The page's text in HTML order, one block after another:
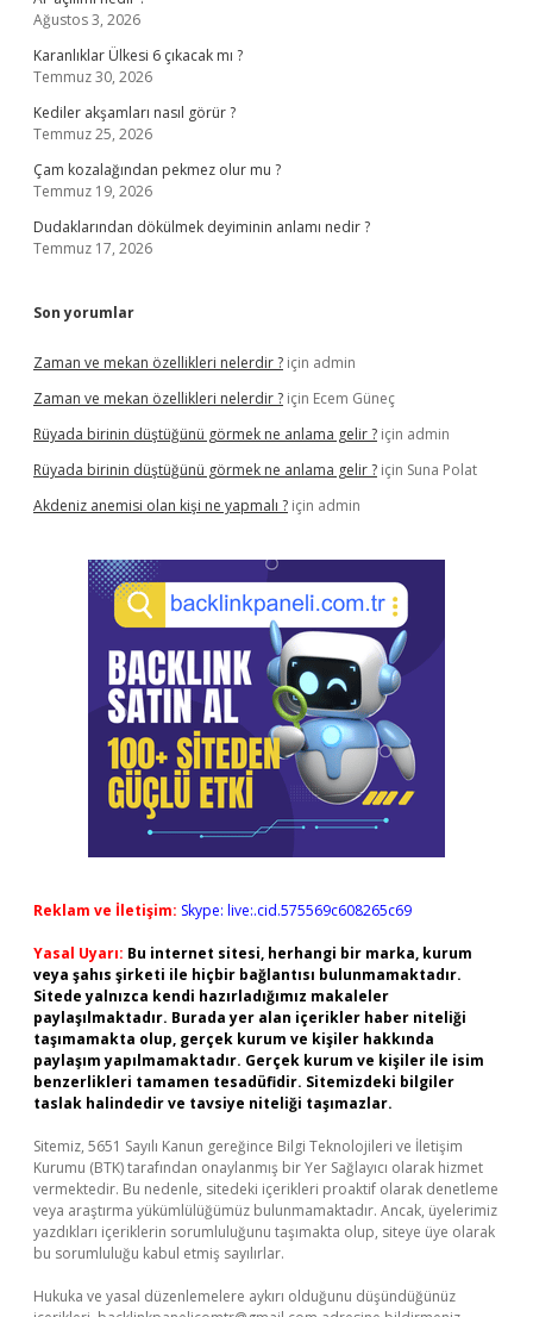
Ağustos 3, 2026
Karanlıklar Ülkesi 6 çıkacak mı ?
Temmuz 30, 2026
Kediler akşamları nasıl görür ?
Temmuz 25, 2026
Çam kozalağından pekmez olur mu ?
Temmuz 19, 2026
Dudaklarından dökülmek deyiminin anlamı nedir ?
Temmuz 17, 2026
Son yorumlar
Zaman ve mekan özellikleri nelerdir ? için admin
Zaman ve mekan özellikleri nelerdir ? için Ecem Güneç
Rüyada birinin düştüğünü görmek ne anlama gelir ? için admin
Rüyada birinin düştüğünü görmek ne anlama gelir ? için Suna Polat
Akdeniz anemisi olan kişi ne yapmalı ? için admin
Reklam ve İletişim: Skype: live:.cid.575569c608265c69
Yasal Uyarı: Bu internet sitesi, herhangi bir marka, kurum
veya şahıs şirketi ile hiçbir bağlantısı bulunmamaktadır.
Sitede yalnızca kendi hazırladığımız makaleler
paylaşılmaktadır. Burada yer alan içerikler haber niteliği
taşımamakta olup, gerçek kurum ve kişiler hakkında
paylaşım yapılmamaktadır. Gerçek kurum ve kişiler ile isim
benzerlikleri tamamen tesadüfidir. Sitemizdeki bilgiler
taslak halindedir ve tavsiye niteliği taşımazlar.
Sitemiz, 5651 Sayılı Kanun gereğince Bilgi Teknolojileri ve İletişim
Kurumu (BTK) tarafından onaylanmış bir Yer Sağlayıcı olarak hizmet
vermektedir. Bu nedenle, sitedeki içerikleri proaktif olarak denetleme
veya araştırma yükümlülüğümüz bulunmamaktadır. Ancak, üyelerimiz
yazdıkları içeriklerin sorumluluğunu taşımakta olup, siteye üye olarak
bu sorumluluğu kabul etmiş sayılırlar.
Hukuka ve yasal düzenlemelere aykırı olduğunu düşündüğünüz